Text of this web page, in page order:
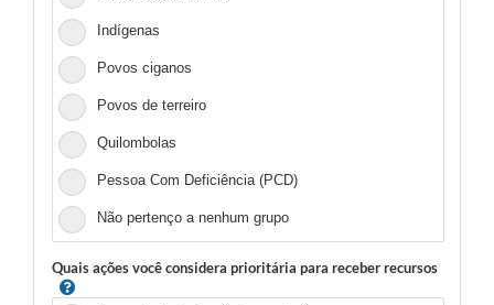
Indígenas
Povos ciganos
Povos de terreiro
Quilombolas
Pessoa Com Deficiência (PCD)
Não pertenço a nenhum grupo
Quais ações você considera prioritária para receber recursos